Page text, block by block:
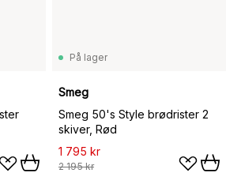
På lager
Smeg
Smeg 50's Style brødrister 2
skiver, Rød
1 795 kr
2 195 kr